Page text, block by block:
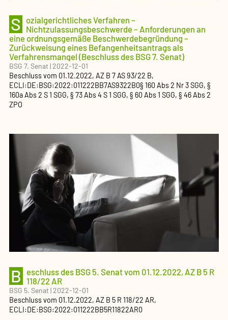
S
ozialgerichtliches Verfahren –
Nichtzulassungsbeschwerde – Anforderungen an
eine ordnungsgemäße Beschwerdebegründung –
Zurückweisung eines Befangenheitsantrags als
Verfahrensmangel (Beschluss des BSG 7. Senat)
BSG 7. Senat|2022-12-01
Beschlussvom 01.12.2022, AZ B 7 AS 93/22 B,
ECLI:DE:BSG:2022:011222BB7AS9322B0§ 160 Abs 2 Nr 3 SGG, §
160a Abs 2 S 1 SGG, § 73 Abs 4 S 1 SGG, § 60 Abs 1 SGG, § 46 Abs 2
ZPO
B
eschluss des BSG 5. Senat vom 01.12.2022, AZ B 5 R
118/22 AR
BSG 5. Senat|2022-12-01
Beschlussvom 01.12.2022, AZ B 5 R 118/22 AR,
ECLI:DE:BSG:2022:011222BB5R11822AR0